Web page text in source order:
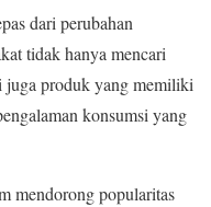
dari perubahan
tidak hanya mencari
juga produk yang memiliki
konsumsi yang
mendorong popularitas